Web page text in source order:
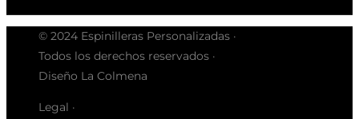
© 2024 Espinilleras Personalizadas ·
Todos los derechos reservados ·
Diseño La Colmena
Legal ·